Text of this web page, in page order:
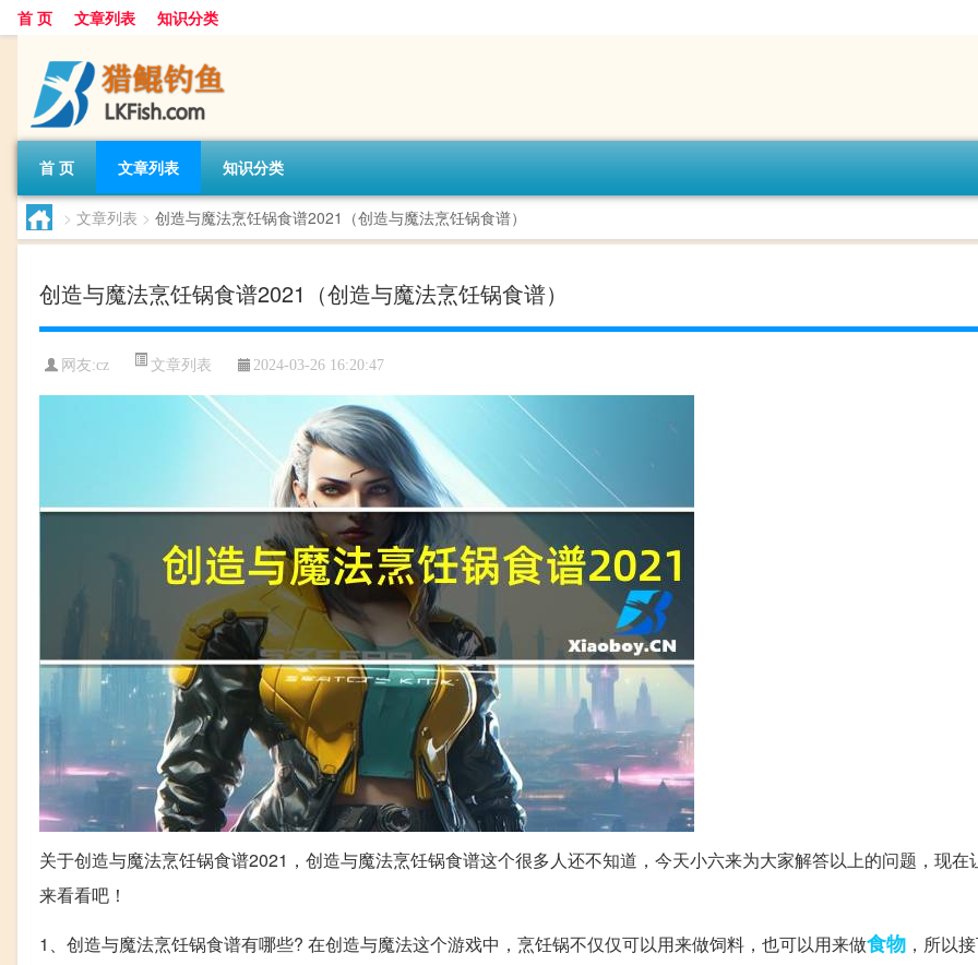
首 页 文章列表 知识分类
首 页 文章列表 知识分类
> 文章列表 > 创造与魔法烹饪锅食谱2021（创造与魔法烹饪锅食谱）
创造与魔法烹饪锅食谱2021（创造与魔法烹饪锅食谱）
网友:cz 文章列表 2024-03-26 16:20:47
关于创造与魔法烹饪锅食谱2021，创造与魔法烹饪锅食谱这个很多人还不知道，今天小六来为大家解答以上的问题，现在
来看看吧！
1、创造与魔法烹饪锅食谱有哪些? 在创造与魔法这个游戏中，烹饪锅不仅仅可以用来做饲料，也可以用来做食物 ，所以